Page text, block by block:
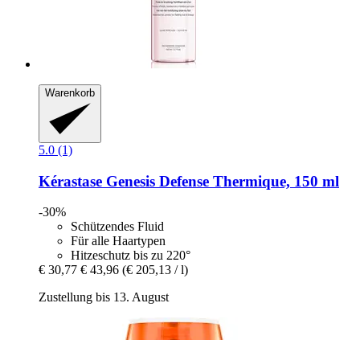
Warenkorb
5.0 (1)
Kérastase Genesis Defense Thermique, 150 ml
-30%
Schützendes Fluid
Für alle Haartypen
Hitzeschutz bis zu 220°
€ 30,77 € 43,96 (€ 205,13 / l)
Zustellung bis 13. August